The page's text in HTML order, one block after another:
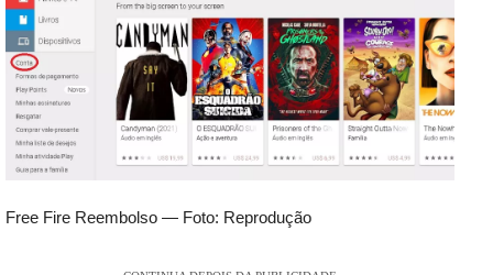
Free Fire Reembolso — Foto: Reprodução